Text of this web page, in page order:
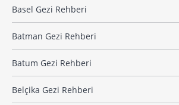
Basel Gezi Rehberi
Batman Gezi Rehberi
Batum Gezi Rehberi
Belçika Gezi Rehberi